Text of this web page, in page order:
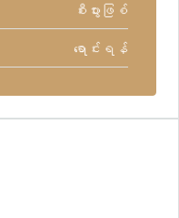
စီးပွားဖြစ်
ရောင်းရန်